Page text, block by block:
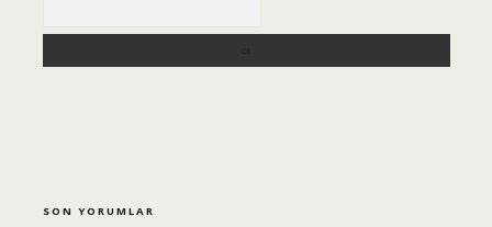
SON YORUMLAR